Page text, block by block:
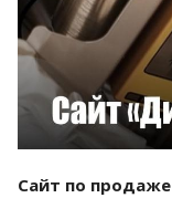
Сайт по продаже